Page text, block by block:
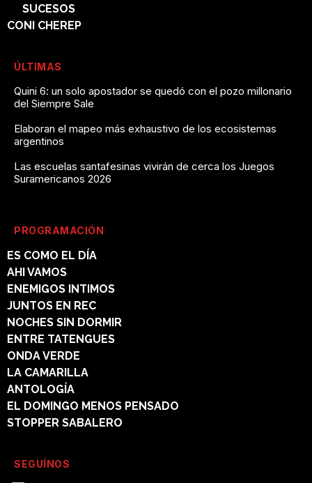
SUCESOS
CONI CHEREP
ÚLTIMAS
Quini 6: un solo apostador se quedó con el pozo millonario
del Siempre Sale
Elaboran el mapeo más exhaustivo de los ecosistemas
argentinos
Las escuelas santafesinas vivirán de cerca los Juegos
Suramericanos 2026
PROGRAMACIÓN
ES COMO EL DÍA
AHI VAMOS
ENEMIGOS INTIMOS
JUNTOS EN REC
NOCHES SIN DORMIR
ENTRE TATENGUES
ONDA VERDE
LA CAMARILLA
ANTOLOGÍA
EL DOMINGO MENOS PENSADO
STOPPER SABALERO
SEGUÍNOS